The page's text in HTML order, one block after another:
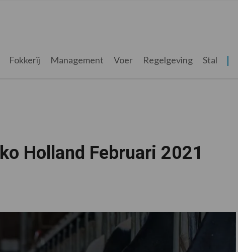
Fokkerij Management Voer Regelgeving Stal
Holland Februari 2021